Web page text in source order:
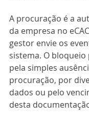
A procuração é a
da empresa no
gestor envie os
sistema. O
pela simples
procuração, por
dados ou pelo
desta